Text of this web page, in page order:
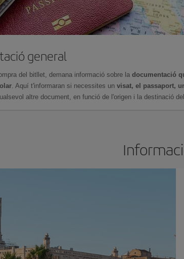
general
del bitllet, demana informació sobre la documentació
. Aquí t'informaran si necessites un visat, el passaport,
altre document, en funció de l'origen i la destinació